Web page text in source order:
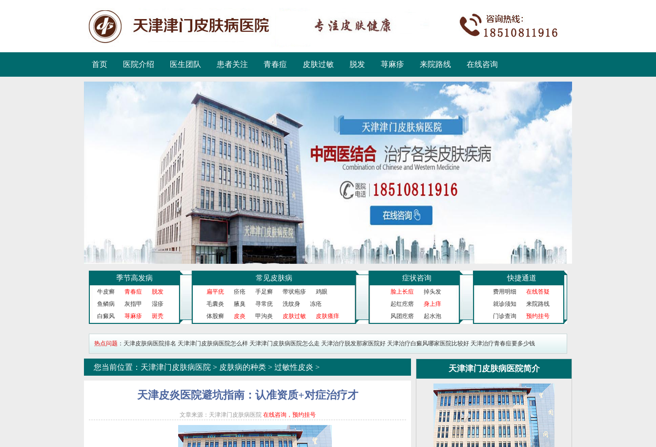
首页 医院介绍 医生团队 患者关注 青春痘 皮肤过敏 脱发 荨麻疹 来院路线 在线咨询
季节高发病
牛皮癣 青春痘
脱发
鱼鳞病
灰指甲
湿疹
白癜风
荨麻疹 斑秃
常见皮肤病
扁平疣 疥疮 手足癣 带状疱疹
鸡眼
毛囊炎
腋臭 寻常疣 洗纹身
冻疮
体股癣
皮炎 甲沟炎 皮肤过敏 皮肤瘙痒
症状咨询
脸上长痘
掉头发
起红疙瘩
身上痒
风团疙瘩
起水泡
快捷通道
费用明细
在线答疑
就诊须知
来院路线
门诊查询
预约挂号
热点问题 ： 天津皮肤病医院排名 天津津门皮肤病医院怎么样 天津津门皮肤病医院怎么走 天津治疗脱发那家医院好 天津治疗白癜风哪家医院比较好 天津治疗青春痘要多少钱
您当前位置： 天津津门皮肤病医院 > 皮肤病的种类 > 过敏性皮炎 >
天津皮炎医院避坑指南：认准资质+对症治疗才
文章来源：天津津门皮肤病医院 在线咨询，预约挂号
天津津门皮肤病医院简介